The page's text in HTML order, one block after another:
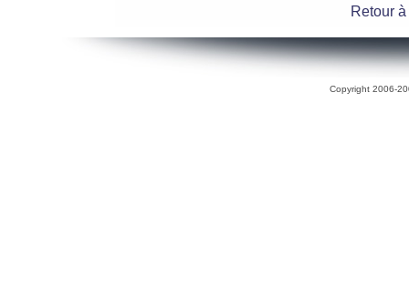
Retour
Copyright 2006-